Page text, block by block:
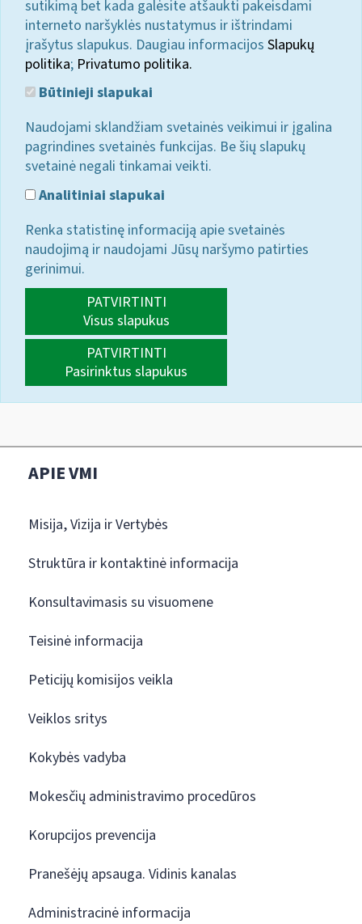
sutikimą bet kada galėsite atšaukti pakeisdami
interneto naršyklės nustatymus ir ištrindami
įrašytus slapukus. Daugiau informacijos Slapukų
politika; Privatumo politika.
Būtinieji slapukai
Naudojami sklandžiam svetainės veikimui ir įgalina
pagrindines svetainės funkcijas. Be šių slapukų
svetainė negali tinkamai veikti.
Analitiniai slapukai
Renka statistinę informaciją apie svetainės
naudojimą ir naudojami Jūsų naršymo patirties
gerinimui.
PATVIRTINTI
Visus slapukus
PATVIRTINTI
Pasirinktus slapukus
APIE VMI
Misija, Vizija ir Vertybės
Struktūra ir kontaktinė informacija
Konsultavimasis su visuomene
Teisinė informacija
Peticijų komisijos veikla
Veiklos sritys
Kokybės vadyba
Mokesčių administravimo procedūros
Korupcijos prevencija
Pranešėjų apsauga. Vidinis kanalas
Administracinė informacija